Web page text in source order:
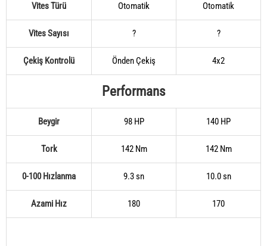
Vites Türü Otomatik Otomatik
Vites Sayısı ? ?
Çekiş Kontrolü Önden Çekiş 4x2
Performans
Beygir 98 HP 140 HP
Tork 142 Nm 142 Nm
0-100 Hızlanma 9.3 sn 10.0 sn
Azami Hız 180 170